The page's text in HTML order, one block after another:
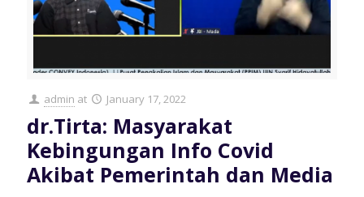
admin at January 17, 2022
dr.Tirta: Masyarakat
Kebingungan Info Covid
Akibat Pemerintah dan Media